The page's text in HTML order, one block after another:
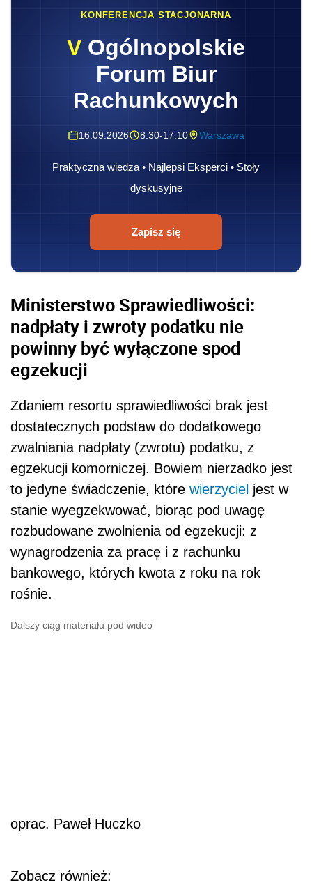
KONFERENCJA STACJONARNA
V Ogólnopolskie
Forum Biur
Rachunkowych
16.09.2026 8:30-17:10 Warszawa
Praktyczna wiedza • Najlepsi Eksperci • Stoły
dyskusyjne
Zapisz się
Ministerstwo Sprawiedliwości:
nadpłaty i zwroty podatku nie
powinny być wyłączone spod
egzekucji
Zdaniem resortu sprawiedliwości brak jest
dostatecznych podstaw do dodatkowego
zwalniania nadpłaty (zwrotu) podatku, z
egzekucji komorniczej. Bowiem nierzadko jest
to jedyne świadczenie, które wierzyciel jest w
stanie wyegzekwować, biorąc pod uwagę
rozbudowane zwolnienia od egzekucji: z
wynagrodzenia za pracę i z rachunku
bankowego, których kwota z roku na rok
rośnie.
Dalszy ciąg materiału pod wideo
oprac. Paweł Huczko
Zobacz również: